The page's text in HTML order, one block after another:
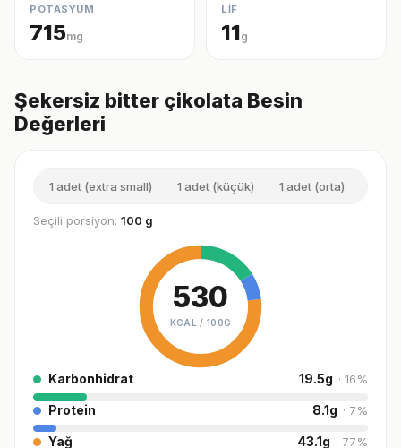
POTASYUM
715mg
LİF
11g
Şekersiz bitter çikolata Besin
Değerleri
1 adet (extra small) 1 adet (küçük) 1 adet (orta)
Seçili porsiyon: 100 g
530
KCAL / 100G
Karbonhidrat 19.5g · 16%
Protein 8.1g · 7%
Yağ 43.1g · 77%